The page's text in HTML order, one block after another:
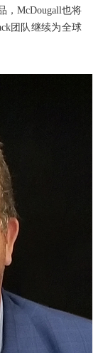
，McDougall也将
团队继续为全球